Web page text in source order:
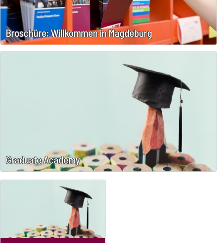
Broschüre: Willkommen in Magdeburg
Graduate Academy